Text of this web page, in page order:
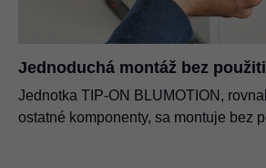
Jednoduchá montáž bez
Jednotka TIP-ON BLUMOTION,
ostatné komponenty, sa montuje bez